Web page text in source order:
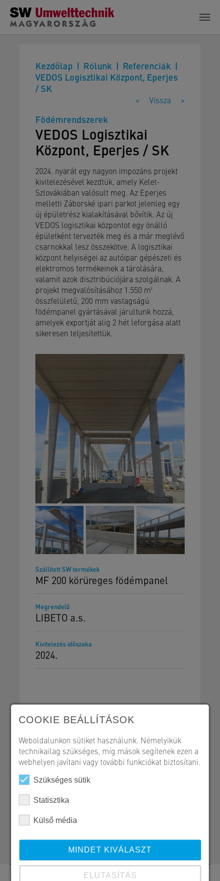
Skip to main content
Kezdőlap Rólunk
Referenciák
VEDOS Logisztikai Központ, Eperjes
/ SK
< Vissza >
Födémrendszerek
VEDOS Logisztikai
Központ, Eperjes / SK
2024. nyarát egy nagyon impozáns projekt
kivitelezésével kezdtük, amely Kelet-
Szlovákiában valósult meg. Az Eperjes
melletti Záborské ipari parkot jelenleg egy
új épületrész kialakításával bővítik. Az új
VEDOS logisztikai központot egy önálló
épületként tervezték meg és a már meglévő
csarnokkal lesz összekötve. A logisztikai
központ helyiségei az autóipar gépészeti és
elektromos termékeinek a tárolására,
valamit azok disztribúciójára szolgálnak. A
projekt megvalósításához 1.550 m²
összfelületű, 200 mm vastagságú
födémpanel gyártásával járultunk hozzá,
amelyek exportját alig 2 hét leforgása alatt
sikeresen teljesítettük.
Szállított SW termékek
MF 200 körüreges födémpanel
Megrendelő
LIBETO a.s.
Kivitelezés időszaka
2024.
Körüreges födémpanelek
H 2339 Majosháza, Tóközi út 10.
+36 24 620 523
COOKIE BEÁLLÍTÁSOK
Weboldalunkon sütiket használunk. Némelyikük
technikailag szükséges, míg mások segítenek ezen a
webhelyen javítani vagy további funkciókat biztosítani.
Szükséges sütik
Statisztika
Külső média
MINDET KIVÁLASZT
ELUTASÍTÁS